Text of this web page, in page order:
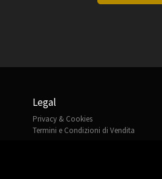
Legal
Privacy & Cookies
Termini e Condizioni di Vendita